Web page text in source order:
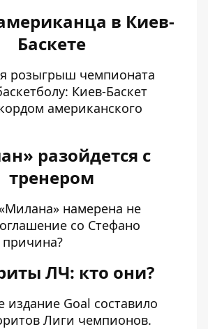
в Киев-
Баскете
розыгрыш чемпионата
Киев-Баскет
американского
разойдется с
тренером
Милана» намерена не
со Стефано
ЛЧ: кто они?
издание Goal составило
Лиги чемпионов.